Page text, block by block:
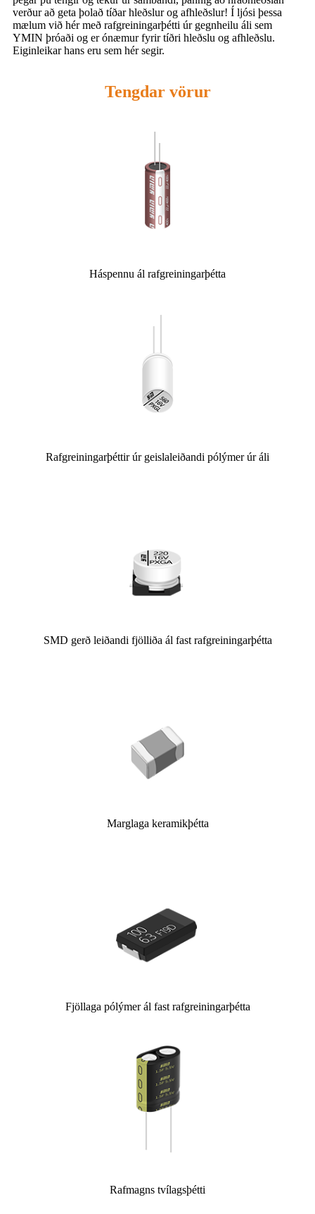
verður að geta þolað tíðar hleðslur og afhleðslur! Í ljósi þessa
mælum við hér með rafgreiningarþétti úr gegnheilu áli sem
YMIN þróaði og er ónæmur fyrir tíðri hleðslu og afhleðslu.
Eiginleikar hans eru sem hér segir.
Tengdar vörur
Háspennu ál rafgreiningarþétta
Rafgreiningarþéttir úr geislaleiðandi pólýmer úr áli
SMD gerð leiðandi fjölliða ál fast rafgreiningarþétta
Marglaga keramikþétta
Fjöllaga pólýmer ál fast rafgreiningarþétta
Rafmagns tvílagsþétti